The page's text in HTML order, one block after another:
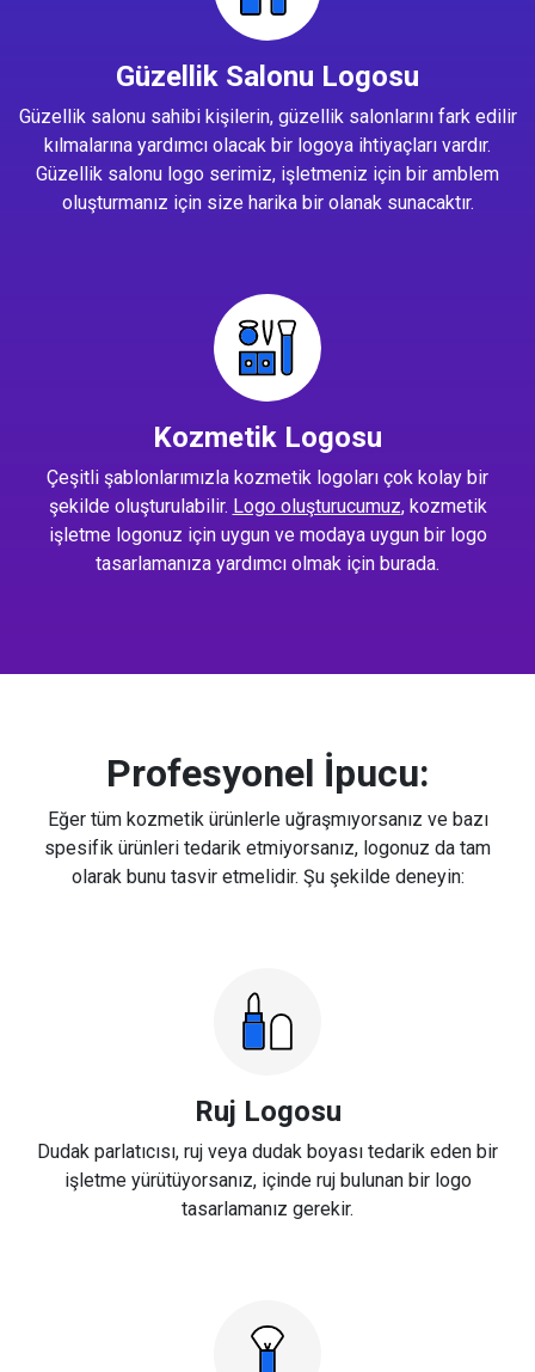
Güzellik Salonu Logosu
Güzellik salonu sahibi kişilerin, güzellik salonlarını fark edilir
kılmalarına yardımcı olacak bir logoya ihtiyaçları vardır.
Güzellik salonu logo serimiz, işletmeniz için bir amblem
oluşturmanız için size harika bir olanak sunacaktır.
Kozmetik Logosu
Çeşitli şablonlarımızla kozmetik logoları çok kolay bir
şekilde oluşturulabilir. Logo oluşturucumuz, kozmetik
işletme logonuz için uygun ve modaya uygun bir logo
tasarlamanıza yardımcı olmak için burada.
Profesyonel İpucu:
Eğer tüm kozmetik ürünlerle uğraşmıyorsanız ve bazı
spesifik ürünleri tedarik etmiyorsanız, logonuz da tam
olarak bunu tasvir etmelidir. Şu şekilde deneyin:
Ruj Logosu
Dudak parlatıcısı, ruj veya dudak boyası tedarik eden bir
işletme yürütüyorsanız, içinde ruj bulunan bir logo
tasarlamanız gerekir.